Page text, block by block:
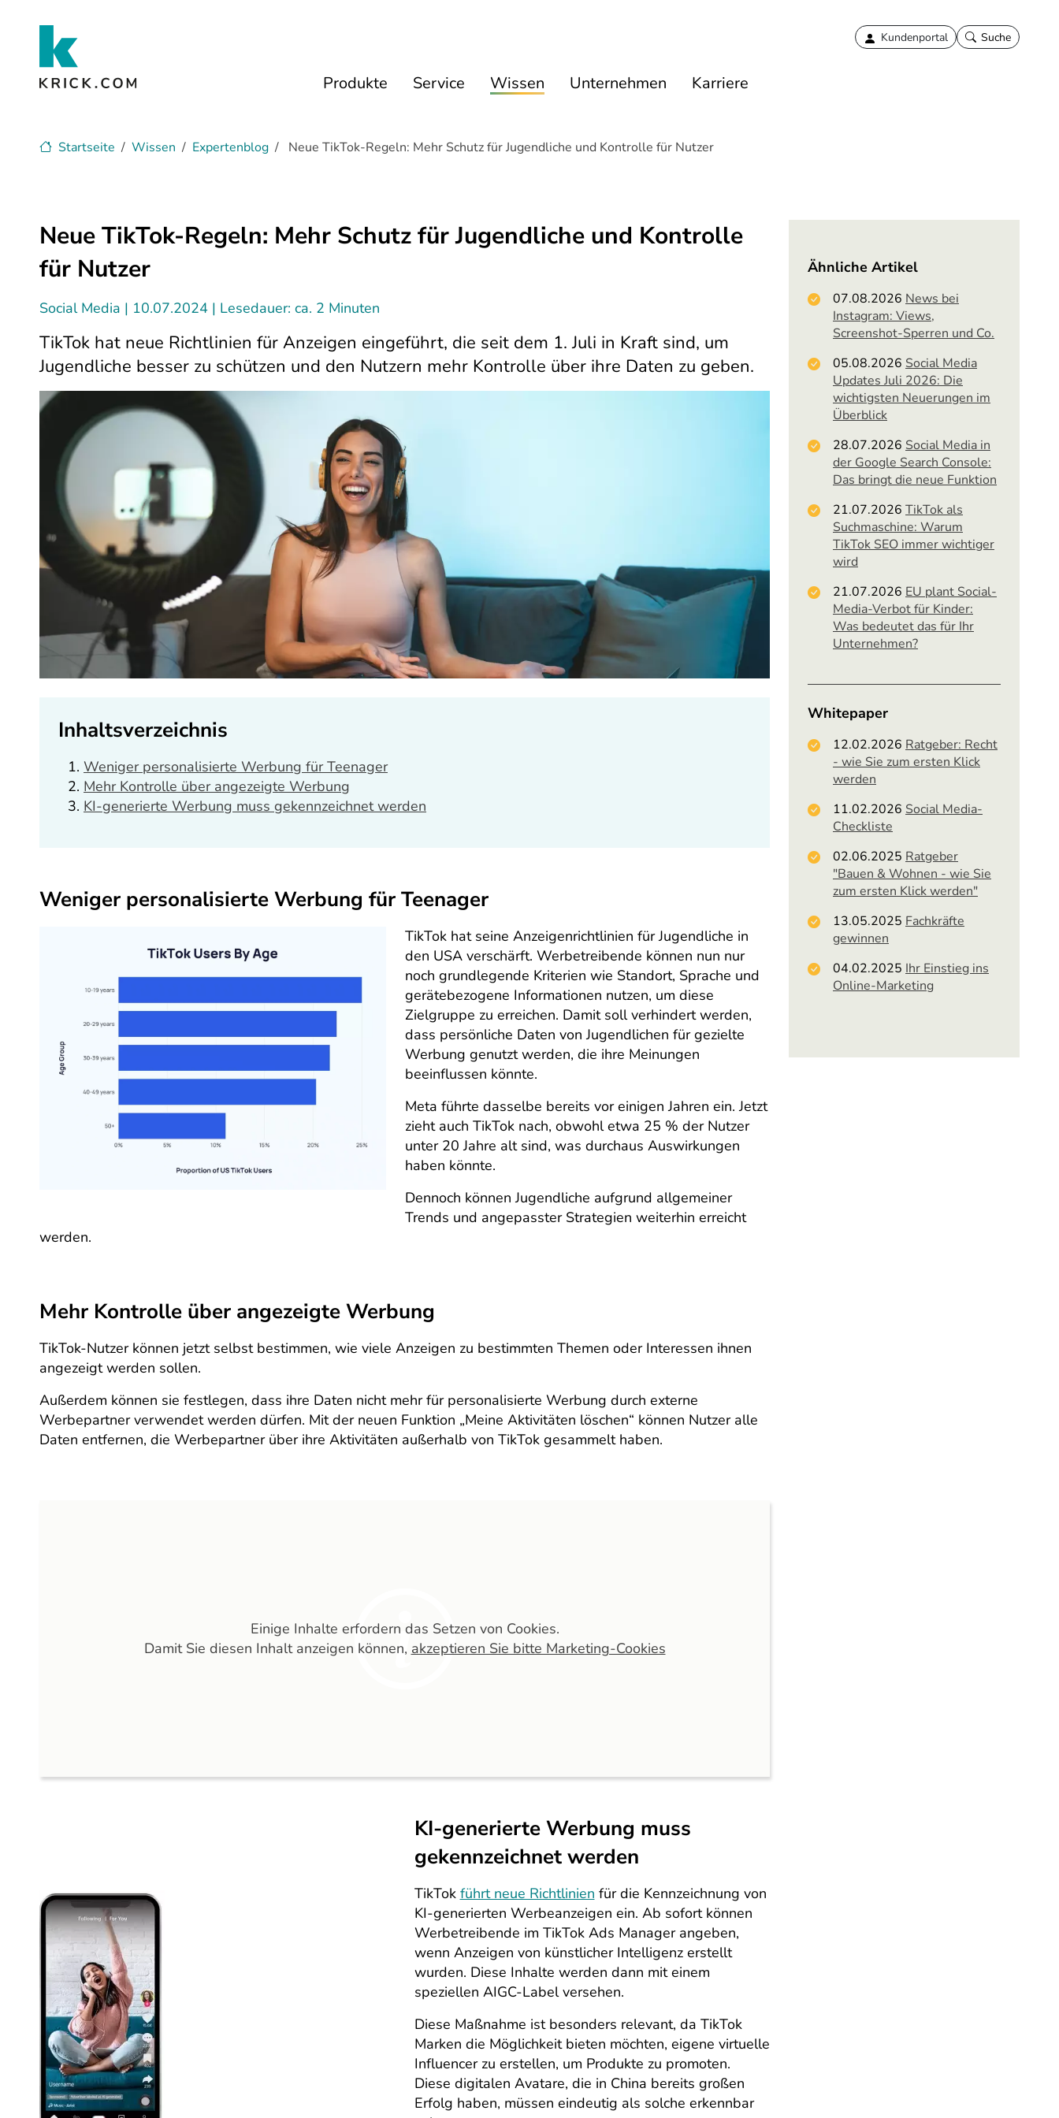
Kundenportal Suche
Produkte Service Wissen Unternehmen Karriere
Startseite Wissen Expertenblog Neue TikTok-Regeln: Mehr Schutz für Jugendliche und Kontrolle für Nutzer
Neue TikTok-Regeln: Mehr Schutz für Jugendliche und Kontrolle
für Nutzer
Social Media 10.07.2024 Lesedauer: ca. 2 Minuten
TikTok hat neue Richtlinien für Anzeigen eingeführt, die seit dem 1. Juli in Kraft sind, um
Jugendliche besser zu schützen und den Nutzern mehr Kontrolle über ihre Daten zu geben.
Inhaltsverzeichnis
Weniger personalisierte Werbung für Teenager
Mehr Kontrolle über angezeigte Werbung
KI-generierte Werbung muss gekennzeichnet werden
Weniger personalisierte Werbung für Teenager
TikTok hat seine Anzeigenrichtlinien für Jugendliche in
den USA verschärft. Werbetreibende können nun nur
noch grundlegende Kriterien wie Standort, Sprache und
gerätebezogene Informationen nutzen, um diese
Zielgruppe zu erreichen. Damit soll verhindert werden,
dass persönliche Daten von Jugendlichen für gezielte
Werbung genutzt werden, die ihre Meinungen
beeinflussen könnte.
Meta führte dasselbe bereits vor einigen Jahren ein. Jetzt
zieht auch TikTok nach, obwohl etwa 25 % der Nutzer
unter 20 Jahre alt sind, was durchaus Auswirkungen
haben könnte.
Dennoch können Jugendliche aufgrund allgemeiner
Trends und angepasster Strategien weiterhin erreicht
werden.
Mehr Kontrolle über angezeigte Werbung
TikTok-Nutzer können jetzt selbst bestimmen, wie viele Anzeigen zu bestimmten Themen oder Interessen ihnen
angezeigt werden sollen.
Außerdem können sie festlegen, dass ihre Daten nicht mehr für personalisierte Werbung durch externe
Werbepartner verwendet werden dürfen. Mit der neuen Funktion „Meine Aktivitäten löschen“ können Nutzer alle
Daten entfernen, die Werbepartner über ihre Aktivitäten außerhalb von TikTok gesammelt haben.
Einige Inhalte erfordern das Setzen von Cookies.
Damit Sie diesen Inhalt anzeigen können, akzeptieren Sie bitte Marketing-Cookies
KI-generierte Werbung muss
gekennzeichnet werden
TikTok führt neue Richtlinien für die Kennzeichnung von
KI-generierten Werbeanzeigen ein. Ab sofort können
Werbetreibende im TikTok Ads Manager angeben,
wenn Anzeigen von künstlicher Intelligenz erstellt
wurden. Diese Inhalte werden dann mit einem
speziellen AIGC-Label versehen.
Diese Maßnahme ist besonders relevant, da TikTok
Marken die Möglichkeit bieten möchten, eigene virtuelle
Influencer zu erstellen, um Produkte zu promoten.
Diese digitalen Avatare, die in China bereits großen
Erfolg haben, müssen eindeutig als solche erkennbar
Ähnliche Artikel
07.08.2026 News bei
Instagram: Views,
Screenshot-Sperren und Co.
05.08.2026 Social Media
Updates Juli 2026: Die
wichtigsten Neuerungen im
Überblick
28.07.2026 Social Media in
der Google Search Console:
Das bringt die neue Funktion
21.07.2026 TikTok als
Suchmaschine: Warum
TikTok SEO immer wichtiger
wird
21.07.2026 EU plant Social-
Media-Verbot für Kinder:
Was bedeutet das für Ihr
Unternehmen?
Whitepaper
12.02.2026 Ratgeber: Recht
- wie Sie zum ersten Klick
werden
11.02.2026 Social Media-
Checkliste
02.06.2025 Ratgeber
"Bauen & Wohnen - wie Sie
zum ersten Klick werden"
13.05.2025 Fachkräfte
gewinnen
04.02.2025 Ihr Einstieg ins
Online-Marketing